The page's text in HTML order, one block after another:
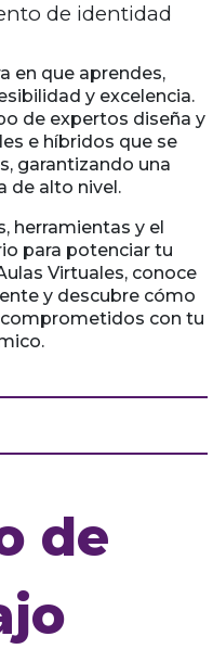
de identidad
en que aprendes,
y excelencia.
de expertos diseña y
e híbridos que se
garantizando una
de alto nivel.
herramientas y el
para potenciar tu
Virtuales, conoce
y descubre cómo
con tu
de